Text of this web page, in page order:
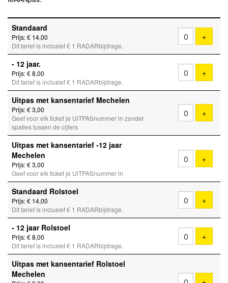
Aantal
tickets
Standaard
Prijs: € 14,00
Dit tarief is inclusief € 1 RADARbijdrage.
+Voeg
- 12 jaar.
Prijs: € 8,00
Dit tarief is inclusief € 1 RADARbijdrage.
+Voeg
Uitpas met kansentarief Mechelen
Prijs: € 3,00
Geef voor elk ticket je UiTPASnummer in zonder
spaties tussen de cijfers
+Voeg
Uitpas met kansentarief -12 jaar
Mechelen
Prijs: € 3,00
Geef voor elk ticket je UiTPASnummer in
+Voeg
Standaard Rolstoel
Prijs: € 14,00
Dit tarief is inclusief € 1 RADARbijdrage.
+Voeg
- 12 jaar Rolstoel
Prijs: € 8,00
Dit tarief is inclusief € 1 RADARbijdrage.
+Voeg
Uitpas met kansentarief Rolstoel
Mechelen
Voeg